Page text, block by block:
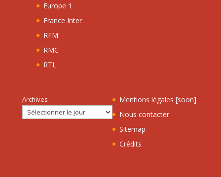
Europe 1
France Inter
RFM
RMC
RTL
Archives
Mentions légales [soon]
Nous contacter
Sitemap
Crédits